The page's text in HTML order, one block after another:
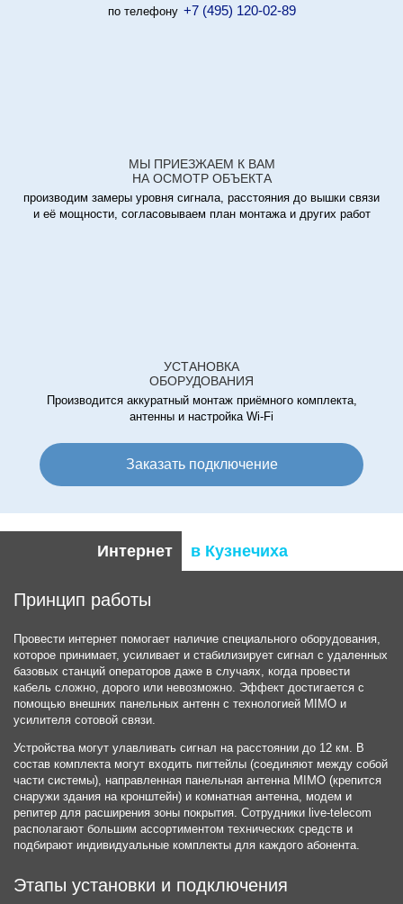
по телефону +7 (495) 120-02-89
МЫ ПРИЕЗЖАЕМ К ВАМ
НА ОСМОТР ОБЪЕКТА
производим замеры уровня сигнала, расстояния до вышки связи
и её мощности, согласовываем план монтажа и других работ
УСТАНОВКА
ОБОРУДОВАНИЯ
Производится аккуратный монтаж приёмного комплекта,
антенны и настройка Wi-Fi
Заказать подключение
Интернет в Кузнечиха
Принцип работы
Провести интернет помогает наличие специального оборудования,
которое принимает, усиливает и стабилизирует сигнал с удаленных
базовых станций операторов даже в случаях, когда провести
кабель сложно, дорого или невозможно. Эффект достигается с
помощью внешних панельных антенн с технологией MIMO и
усилителя сотовой связи.
Устройства могут улавливать сигнал на расстоянии до 12 км. В
состав комплекта могут входить пигтейлы (соединяют между собой
части системы), направленная панельная антенна MIMO (крепится
снаружи здания на кронштейн) и комнатная антенна, модем и
репитер для расширения зоны покрытия. Сотрудники live-telecom
располагают большим ассортиментом технических средств и
подбирают индивидуальные комплекты для каждого абонента.
Этапы установки и подключения